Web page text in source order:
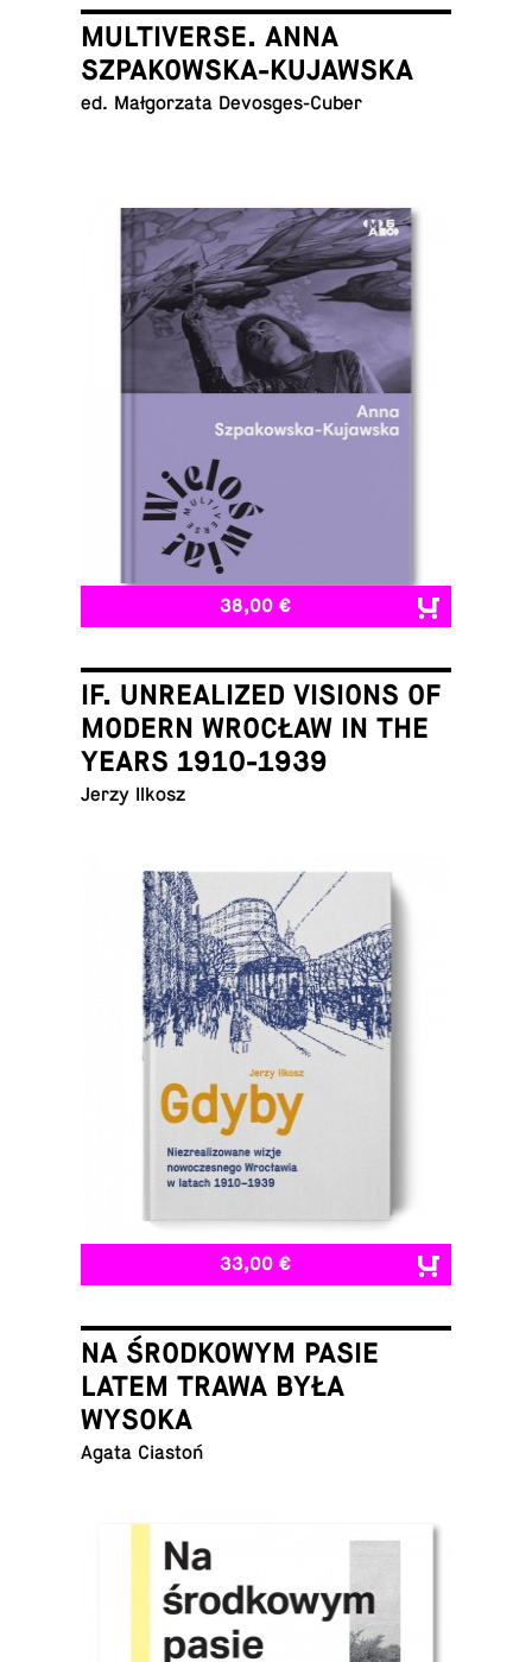
MULTIVERSE. ANNA
SZPAKOWSKA-KUJAWSKA
ed. Małgorzata Devosges-Cuber
38,00 €
IF. UNREALIZED VISIONS OF
MODERN WROCŁAW IN THE
YEARS 1910-1939
Jerzy Ilkosz
33,00 €
NA ŚRODKOWYM PASIE
LATEM TRAWA BYŁA
WYSOKA
Agata Ciastoń